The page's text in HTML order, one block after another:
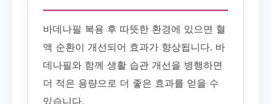
바데나필 복용 후 따뜻한 환경에 있으면 혈
액 순환이 개선되어 효과가 향상됩니다. 바
데나필와 함께 생활 습관 개선을 병행하면
더 적은 용량으로 더 좋은 효과를 얻을 수
있습니다.